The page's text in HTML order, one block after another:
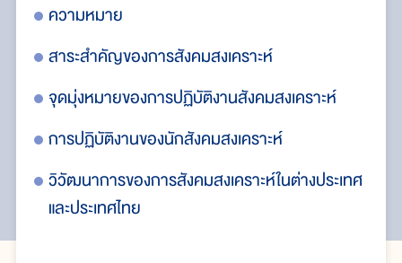
ความหมาย
สาระสำคัญของการสังคมสงเคราะห์
จุดมุ่งหมายของการปฏิบัติงานสังคมสงเคราะห์
การปฏิบัติงานของนักสังคมสงเคราะห์
วิวัฒนาการของการสังคมสงเคราะห์ในต่างประเทศ
และประเทศไทย